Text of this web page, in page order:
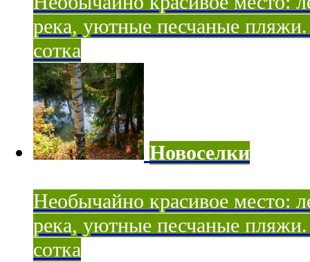
река, уютные песчаные
сотка
Новоселки
Необычайно красивое место:
река, уютные песчаные
сотка